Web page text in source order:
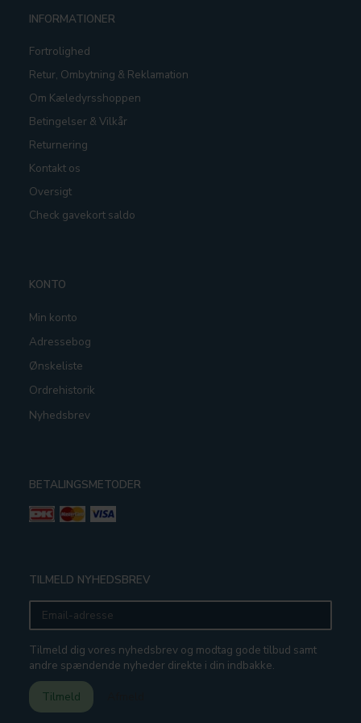
INFORMATIONER
Fortrolighed
Retur, Ombytning & Reklamation
Om Kæledyrsshoppen
Betingelser & Vilkår
Returnering
Kontakt os
Oversigt
Check gavekort saldo
KONTO
Min konto
Adressebog
Ønskeliste
Ordrehistorik
Nyhedsbrev
BETALINGSMETODER
TILMELD NYHEDSBREV
Email-
adresse
Tilmeld dig vores nyhedsbrev og modtag gode tilbud samt
andre spændende nyheder direkte i din indbakke.
Tilmeld